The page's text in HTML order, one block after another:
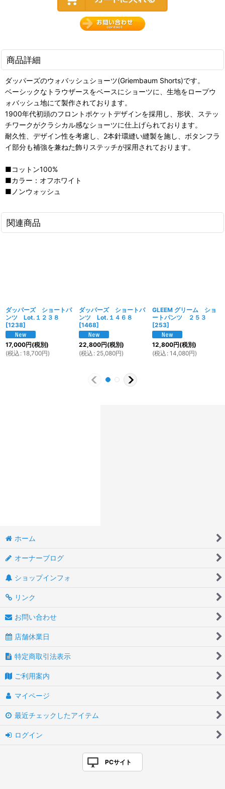
商品詳細
ダッパーズのウォバッシュショーツ(Griembaum Shorts)です。
ベーシックなトラウザースをベースにショーツに、生地をロープウ
ォバッシュ地にて製作されております。
1900年代初頭のフロントポケットデザインを採用し、形状、ステッ
チワークがクラシカル感なショーツに仕上げられております。
耐久性、デザイン性を考慮し、2本針環縫い縫製を施し、ボタンフラ
イ部分も補強を兼ねた飾りステッチが採用されております。
■コットン100%
■カラー：オフホワイト
■ノンウォッシュ
関連商品
ダッパーズ ショートパ
ンツ Lot.１２３８
[1238]
17,000円(税別)
(税込 : 18,700円)
ダッパーズ ショートパ
ンツ Lot.１４６８
[1468]
22,800円(税別)
(税込 : 25,080円)
GLEEM グリーム ショ
ートパンツ ２５３
[253]
12,800円(税別)
(税込 : 14,080円)
ホーム
オーナーブログ
ショップインフォ
リンク
お問い合わせ
店舗休業日
特定商取引法表示
ご利用案内
マイページ
最近チェックしたアイテム
ログイン
PCサイト